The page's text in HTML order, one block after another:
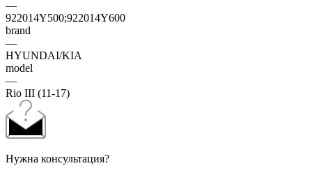
—
922014Y500;922014Y600
brand
—
HYUNDAI/KIA
model
—
Rio III (11-17)
Нужна консультация?